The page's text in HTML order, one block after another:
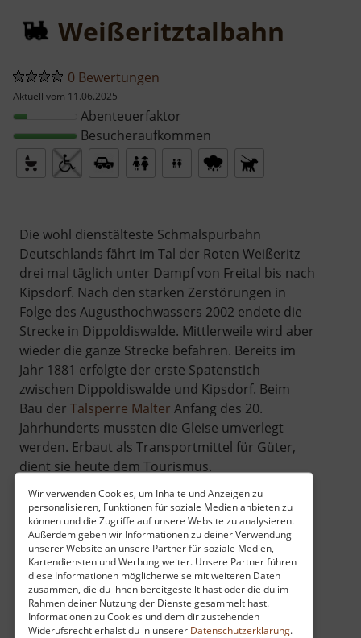
Wir verwenden Cookies, um Inhalte und Anzeigen zu
personalisieren, Funktionen für soziale Medien anbieten zu
können und die Zugriffe auf unsere Website zu analysieren.
Außerdem geben wir Informationen zu deiner Verwendung
unserer Website an unsere Partner für soziale Medien,
Kartendiensten und Werbung weiter. Unsere Partner führen
diese Informationen möglicherweise mit weiteren Daten
zusammen, die du ihnen bereitgestellt hast oder die du im
Rahmen deiner Nutzung der Dienste gesammelt hast.
Informationen zu Cookies und dem dir zustehenden
Widerufsrecht erhälst du in unserer Datenschutzerklärung.
Weißeritztalbahn
0 Bewertungen
Aktuell vom 11.06.2025
Abenteuerfaktor
Besucheraufkommen
Die wohl dienstälteste Schmalspurbahn
Deutschlands fährt im Tal der Roten Weißeritz
drei mal täglich unter Dampf von Freital bis nach
Kipsdorf. Nach den starken Zerstörungen in
Folge des Augusthochwassers 2002 endete die
Strecke in Dippoldiswalde. Mittlerweile wird aber
wieder die ganze Strecke befahren. Bereits im
Jahr 1881 erfolgte der erste Spatenstich
zwischen Dippoldiswalde und Kipsdorf. Beim
Bau der Talsperre Malter Anfang des 20.
Jahrhunderts mussten die Gleise umverlegt
werden. Erbaut als Transportmittel für Güter,
dient sie heute dem Tourismus.